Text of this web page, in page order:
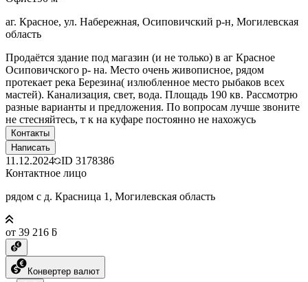
аг. Красное, ул. Набережная, Осиповичский р-н, Могилевская
область
Продаётся здание под магазин (и не только) в аг Красное
Осиповичского р- на. Место очень живописное, рядом
протекает река Березина( излюбленное место рыбаков всех
мастей). Канализация, свет, вода. Площадь 190 кв. Рассмотрю
разные варианты и предложения. По вопросам лучше звоните
не стесняйтесь, т к на куфаре постоянно не нахожусь
Контакты
Написать
11.12.2024 ID 3178386
Контактное лицо
рядом с д. Красница 1, Могилевская область
от 39 216 ƃ
Конвертер валют